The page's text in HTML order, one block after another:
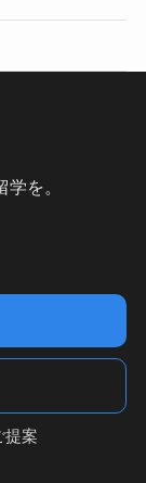
を。
提案